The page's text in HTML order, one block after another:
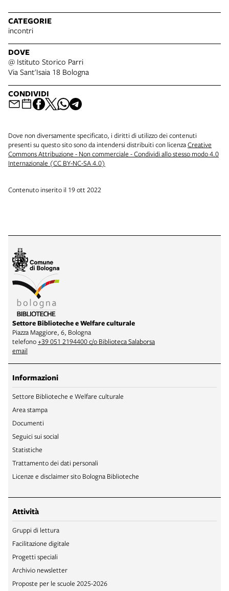
CATEGORIE
incontri
DOVE
@ Istituto Storico Parri
Via Sant'Isaia 18 Bologna
CONDIVIDI
Dove non diversamente specificato, i diritti di utilizzo dei contenuti
presenti su questo sito sono da intendersi distribuiti con licenzaCreative
Commons Attribuzione - Non commerciale - Condividi allo stesso modo 4.0
Internazionale (CC BY-NC-SA 4.0)
Contenuto inserito il 19 ott 2022
Settore Biblioteche e Welfare culturale
Piazza Maggiore, 6, Bologna
telefono+39 051 2194400 c/o Biblioteca Salaborsa
email
Informazioni
Settore Biblioteche e Welfare culturale
Area stampa
Documenti
Seguici sui social
Statistiche
Trattamento dei dati personali
Licenze e disclaimer sito Bologna Biblioteche
Attività
Gruppi di lettura
Facilitazione digitale
Progetti speciali
Archivio newsletter
Proposte per le scuole 2025-2026